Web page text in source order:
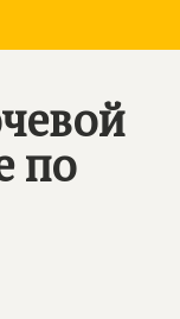
Контакты
по